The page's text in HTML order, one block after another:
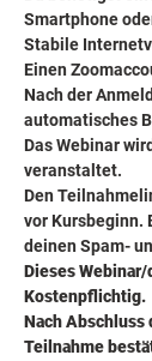
Smartphone
Stabile
Einen
Nach der
automatisches
Das Webinar
veranstaltet.
Den
vor Kursbeginn.
deinen Spam-
Dieses
Kostenpflichtig.
Nach Abschluss
Teilnahme